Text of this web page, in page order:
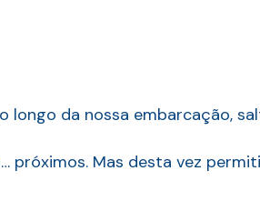
longo da nossa embarcação,
próximos. Mas desta vez